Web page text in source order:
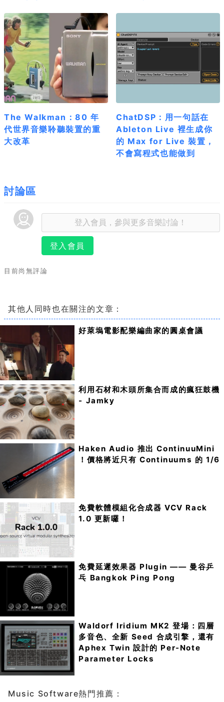
The Walkman：80 年
代世界音樂聆聽裝置的重
大改革
ChatDSP：用一句話在
Ableton Live 裡生成你
的 Max for Live 裝置，
不會寫程式也能做到
討論區
登入會員
目前尚無評論
其他人同時也在關注的文章：
好萊塢電影配樂編曲家的圓桌會議
利用石材和木頭所集合而成的瘋狂鼓機
- Jamky
Haken Audio 推出 ContinuuMini
！價格將近只有 Continuums 的 1/6
免費軟體模組化合成器 VCV Rack
1.0 更新囉！
免費延遲效果器 Plugin —— 曼谷乒
乓 Bangkok Ping Pong
Waldorf Iridium MK2 登場：四層
多音色、全新 Seed 合成引擎，還有
Aphex Twin 設計的 Per-Note
Parameter Locks
Music Software熱門推薦：